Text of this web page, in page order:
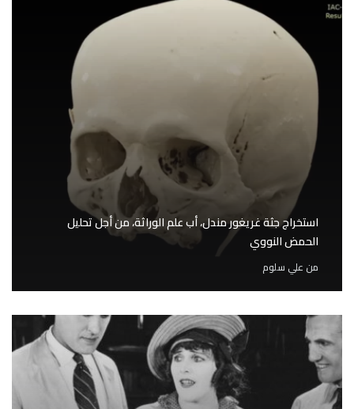
استخراج جثة غريغور مندل، أب علم الوراثة، من أجل تحليل
الحمض النووي
من علي سلوم